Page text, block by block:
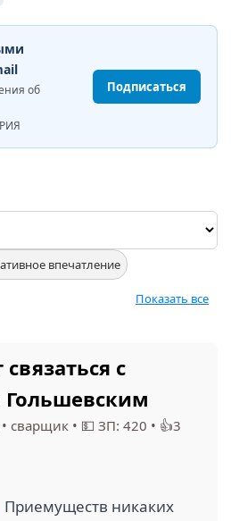
об
Подписаться
впечатление
Показать все
с
• сварщик • 💵 ЗП: 420 • 👍3
Приемуществ никаких